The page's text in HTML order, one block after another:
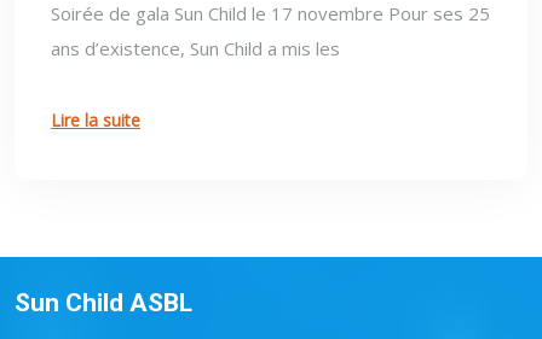
Soirée de gala Sun Child le 17 novembre Pour ses 25
ans d’existence, Sun Child a mis les
Lire la suite
Sun Child ASBL